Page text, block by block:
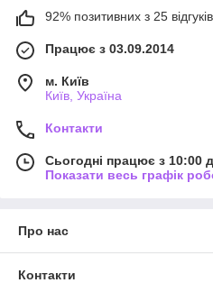
92% позитивних з 25
Працює з 03.09.2014
м. Київ
Київ, Україна
Контакти
Сьогодні працює з 10:00
Показати весь графік
Про нас
Контакти